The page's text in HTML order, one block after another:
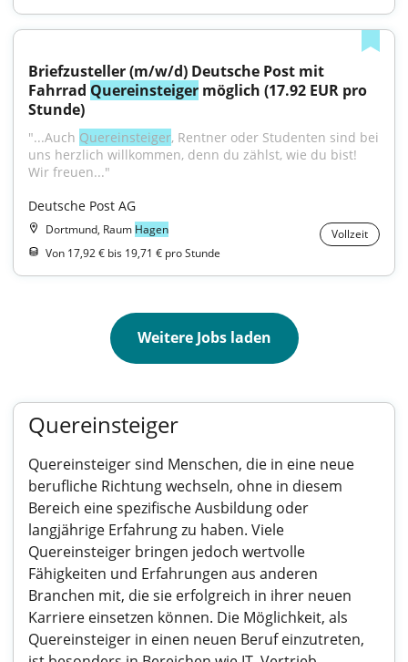
Briefzusteller (m/w/d) Deutsche Post mit
Fahrrad Quereinsteiger möglich (17.92 EUR pro
Stunde)
"...Auch Quereinsteiger, Rentner oder Studenten sind bei
uns herzlich willkommen, denn du zählst, wie du bist!
Wir freuen..."
Deutsche Post AG
Dortmund, Raum Hagen
Vollzeit
Von 17,92 € bis 19,71 € pro Stunde
Weitere Jobs laden
Quereinsteiger
Quereinsteiger sind Menschen, die in eine neue
berufliche Richtung wechseln, ohne in diesem
Bereich eine spezifische Ausbildung oder
langjährige Erfahrung zu haben. Viele
Quereinsteiger bringen jedoch wertvolle
Fähigkeiten und Erfahrungen aus anderen
Branchen mit, die sie erfolgreich in ihrer neuen
Karriere einsetzen können. Die Möglichkeit, als
Quereinsteiger in einen neuen Beruf einzutreten,